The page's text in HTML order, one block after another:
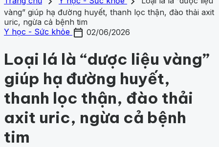
Chủ đề
Khám phá khoa học 428
Sức khỏe 203 Thế giới động vật 159
Gợi ý danh mục
Khám phá khoa học
động vật1001 bí ẩnCông nghệ
vàng” giúp hạ đường huyết, thanh lọc thận, đào thải axit
uric, ngừa cả bệnh tim
Y học - Sức khỏe calendar_today 02/06/2026
Loại lá là “dược liệu vàng”
giúp hạ đường huyết,
thanh lọc thận, đào thải
axit uric, ngừa cả bệnh
tim